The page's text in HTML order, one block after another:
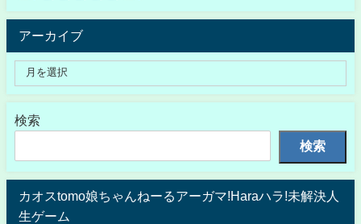
アーカイブ
検索
検索
カオスtomo娘ちゃんねーるアーガマ!Haraハラ!未解決人
生ゲーム